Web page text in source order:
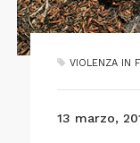
VIOLENZA IN
13 marzo,